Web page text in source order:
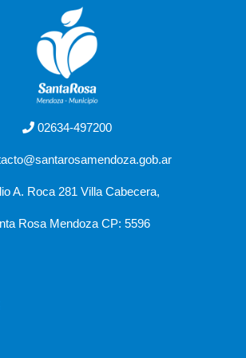
02634-497200
A. Roca 281 Villa Cabecera,
Rosa Mendoza CP: 5596